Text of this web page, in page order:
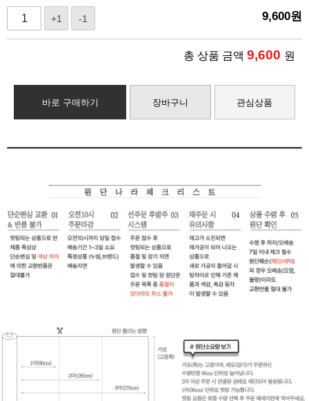
+1 -1 9,600원
총 상품 금액 9,600 원
바로 구매하기 장바구니 관심상품